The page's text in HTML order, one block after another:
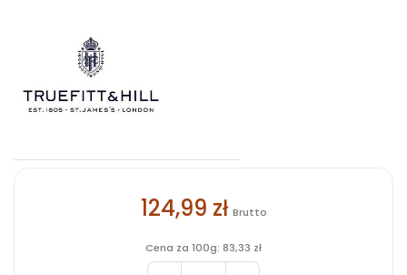
124,99 zł Brutto
Cena za 100g: 83,33 zł